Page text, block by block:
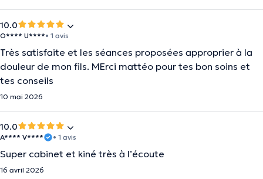
10.0
O**** U****• 1 avis
Très satisfaite et les séances proposées approprier à la
douleur de mon fils. MErci mattéo pour tes bon soins et
tes conseils
10 mai 2026
10.0
A**** V**** • 1 avis
Super cabinet et kiné très à l’écoute
16 avril 2026